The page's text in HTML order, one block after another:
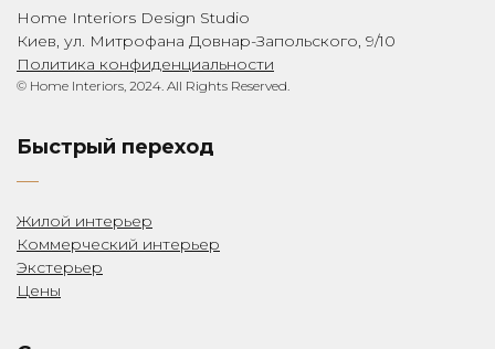
Home Interiors Design Studio
Киев, ул. Митрофана Довнар-Запольского, 9/10
Политика конфиденциальности
© Home Interiors, 2024. All Rights Reserved.
Быстрый переход
Жилой интерьер
Коммерческий интерьер
Экстерьер
Цены